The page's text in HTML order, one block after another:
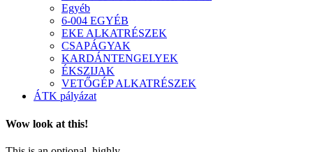
Egyéb
6-004 EGYÉB
EKE ALKATRÉSZEK
CSAPÁGYAK
KARDÁNTENGELYEK
ÉKSZIJAK
VETŐGÉP ALKATRÉSZEK
ÁTK pályázat
Wow look at this!